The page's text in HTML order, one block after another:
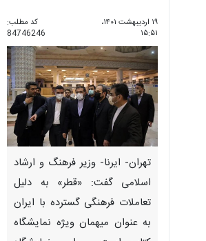
۱۹ اردیبهشت ۱۴۰۱،
۱۵:۵۱
کد مطلب:
84746246
تهران- ایرنا- وزیر فرهنگ و ارشاد
اسلامی گفت: «قطر» به دلیل
تعاملات فرهنگی گسترده با ایران
به عنوان میهمان ویژه نمایشگاه